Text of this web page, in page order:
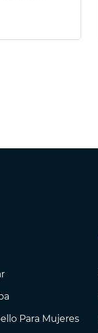
Para Mujeres